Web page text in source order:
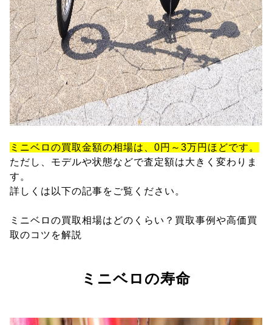
ミニベロの買取金額の相場は、0円～3万円ほどです。
ただし、モデルや状態などで査定額は大きく変わりま
す。
詳しくは以下の記事をご覧ください。
ミニベロの買取相場はどのくらい？買取事例や高価買
取のコツを解説
ミニベロの寿命